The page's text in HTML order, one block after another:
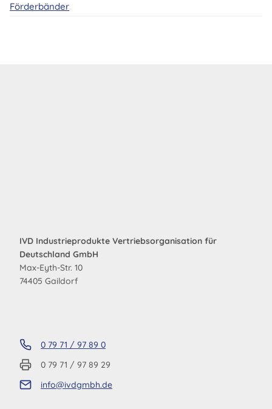
Förderbänder
IVD Industrieprodukte Vertriebsorganisation für
Deutschland GmbH
Max-Eyth-Str. 10
74405 Gaildorf
0 79 71 / 97 89 0
0 79 71 / 97 89 29
info@ivdgmbh.de